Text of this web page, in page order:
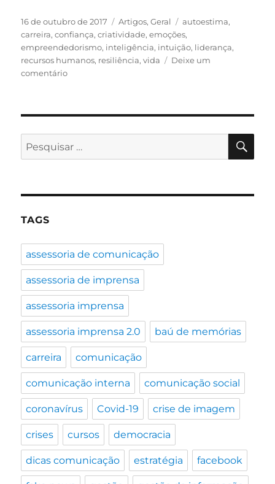
Publicado
em
16 de outubro de 2017 Categorias
Artigos,Geral Tags
autoestima,
carreira,confiança,criatividade,emoções,
empreendedorismo, inteligência, intuição, liderança,
recursos humanos, resiliência,vida
Deixe um
comentárioem
–
Conheça
9
Pesquisar
por:
TAGS
assessoria de comunicação
assessoria de imprensa
assessoria imprensa
assessoria imprensa 2.0 baú de memórias
carreira comunicação
comunicação interna comunicação social
coronavírus Covid-19 crise de imagem
crises cursos democracia
dicas comunicação estratégia facebook